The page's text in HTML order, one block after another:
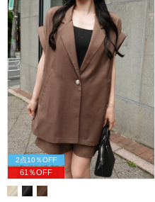
2点10％OFF
61％OFF